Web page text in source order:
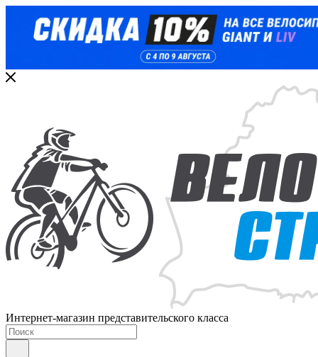
Интернет-магазин представительского класса